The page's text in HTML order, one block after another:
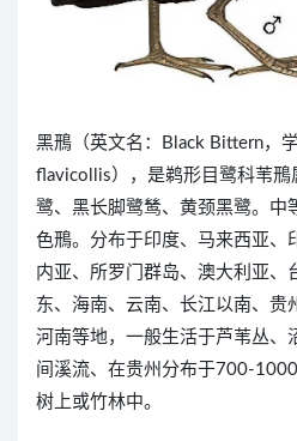
黑鳽（英文名：Black Bittern，
flavicollis），是鹈形目鹭科苇鳽
鹭、黑长脚鹭鸶、黄颈黑鹭。中
色鳽。分布于印度、马来西亚、
内亚、所罗门群岛、澳大利亚、
东、海南、云南、长江以南、贵
河南等地，一般生活于芦苇丛、
间溪流、在贵州分布于700-
树上或竹林中。